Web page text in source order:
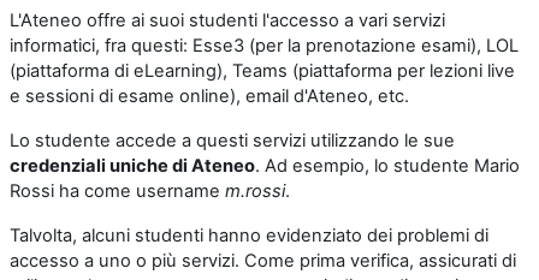
L'Ateneo offre ai suoi studenti l'accesso a vari servizi
informatici, fra questi: Esse3 (per la prenotazione esami), LOL
(piattaforma di eLearning), Teams (piattaforma per lezioni live
e sessioni di esame online), email d'Ateneo, etc.
Lo studente accede a questi servizi utilizzando le sue
credenziali uniche di Ateneo. Ad esempio, lo studente Mario
Rossi ha come username m.rossi.
Talvolta, alcuni studenti hanno evidenziato dei problemi di
accesso a uno o più servizi. Come prima verifica, assicurati di